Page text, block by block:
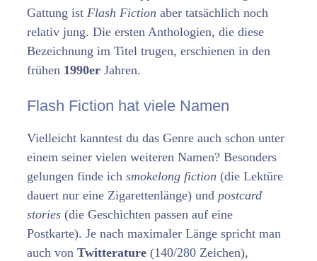
Gattung ist Flash Fiction aber tatsächlich noch
relativ jung. Die ersten Anthologien, die diese
Bezeichnung im Titel trugen, erschienen in den
frühen 1990er Jahren.
Flash Fiction hat viele Namen
Vielleicht kanntest du das Genre auch schon unter
einem seiner vielen weiteren Namen? Besonders
gelungen finde ich smokelong fiction (die Lektüre
dauert nur eine Zigarettenlänge) und postcard
stories (die Geschichten passen auf eine
Postkarte). Je nach maximaler Länge spricht man
auch von Twitterature (140/280 Zeichen),